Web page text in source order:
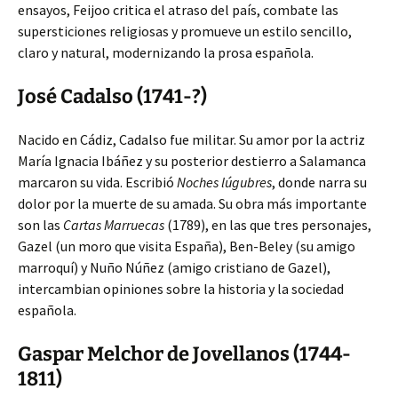
ensayos, Feijoo critica el atraso del país, combate las
supersticiones religiosas y promueve un estilo sencillo,
claro y natural, modernizando la prosa española.
José Cadalso (1741-?)
Nacido en Cádiz, Cadalso fue militar. Su amor por la actriz
María Ignacia Ibáñez y su posterior destierro a Salamanca
marcaron su vida. Escribió Noches lúgubres, donde narra su
dolor por la muerte de su amada. Su obra más importante
son las Cartas Marruecas (1789), en las que tres personajes,
Gazel (un moro que visita España), Ben-Beley (su amigo
marroquí) y Nuño Núñez (amigo cristiano de Gazel),
intercambian opiniones sobre la historia y la sociedad
española.
Gaspar Melchor de Jovellanos (1744-
1811)